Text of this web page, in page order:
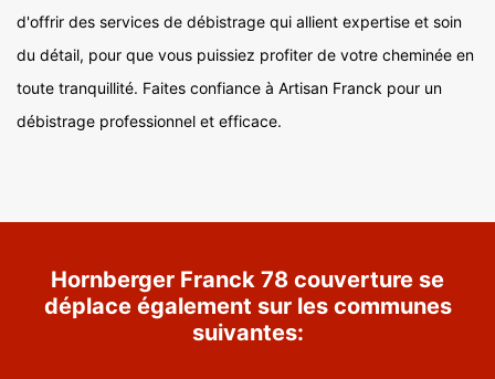
d'offrir des services de débistrage qui allient expertise et soin
du détail, pour que vous puissiez profiter de votre cheminée en
toute tranquillité. Faites confiance à Artisan Franck pour un
débistrage professionnel et efficace.
Hornberger Franck 78 couverture se
déplace également sur les communes
suivantes: